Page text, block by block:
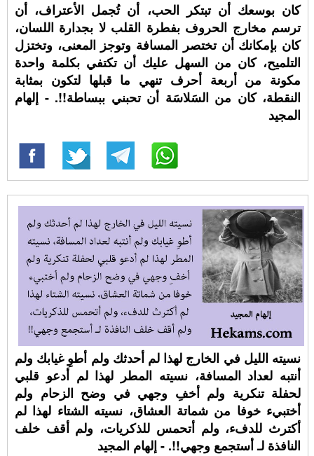
كان بوسعك أن تبتكر الحب، أن تُجمل الأعتراف، أن
ترسم مخارج الحروف بفطرة القلب لا بجدارة اللسان،
كان بإمكانك أن تختصر المسافة وتوجز المعنى، وتختزل
التلميح، كان من السهل عليك أن تكتفي بكلمة واحدة
مكونة من أربعة أحرف تنهي ما قبلها لتكون بمثابة
النقطة، كان من السَلاسَة أن تحبني ببساطة!!. - إلهام
المجيد
نسيته الليل في الخارج لهذا لم أحدثك ولم أطوِ غيابك ولم
أنتبه لعداد المسافة، نسيته المطر لهذا لم أدعو قلبي
لحفلة تنكرية ولم أخفِ وجهي في وضح الزحام ولم
أختبيء خوفا من شماتة العشاق، نسيته الشتاء لهذا لم
أكترث للدفء، ولم أتحمس للذكريات، ولم أقف خلف
النافذة لـ أستجمع وجهي!!. - إلهام المجيد